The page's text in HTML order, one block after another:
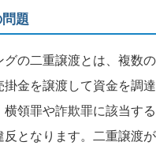
題
グの二重譲渡とは、複数
金を譲渡して資金を調達
横領罪や詐欺罪に該当する
反となります。二重譲渡